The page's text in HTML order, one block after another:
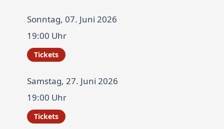
Sonntag, 07. Juni 2026
19:00 Uhr
Tickets
Samstag, 27. Juni 2026
19:00 Uhr
Tickets